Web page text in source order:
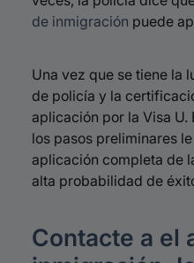
de inmigración puede
Una vez que se tiene la
de policía y la
aplicación por la Visa U.
los pasos preliminares
aplicación completa de
alta probabilidad de
Contacte a el